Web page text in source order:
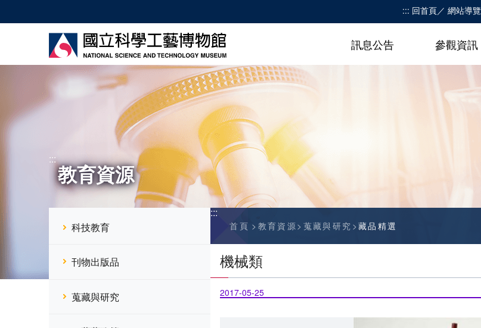
主
::: 回首頁 網站導覽
訊息公告 參觀資訊
:::
教育資源
科技教育
刊物出版品
蒐藏與研究
:::
首頁 教育資源 蒐藏與研究 藏品精選
機械類
2017-05-25